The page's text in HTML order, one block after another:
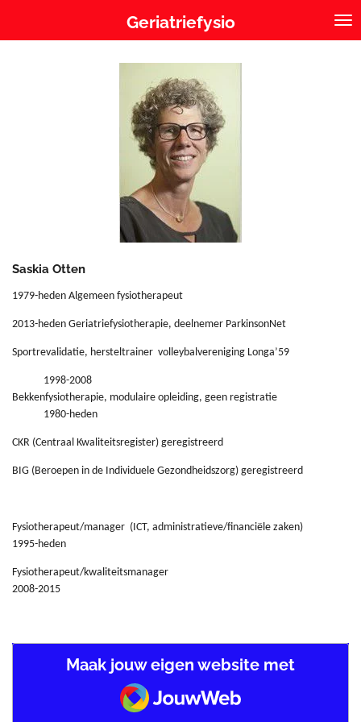
Geriatriefysio
Saskia Otten
1979-heden Algemeen fysiotherapeut
2013-heden Geriatriefysiotherapie, deelnemer ParkinsonNet
Sportrevalidatie, hersteltrainer volleybalvereniging Longa’59
1998-2008
Bekkenfysiotherapie, modulaire opleiding, geen registratie
1980-heden
CKR (Centraal Kwaliteitsregister) geregistreerd
BIG (Beroepen in de Individuele Gezondheidszorg) geregistreerd
Fysiotherapeut/manager (ICT, administratieve/financiële zaken)
1995-heden
Fysiotherapeut/kwaliteitsmanager
2008-2015
Maak jouw eigen website met
JouwWeb